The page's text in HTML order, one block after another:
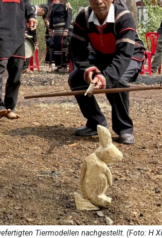
Tiermodellen nachgestellt. (Foto: H